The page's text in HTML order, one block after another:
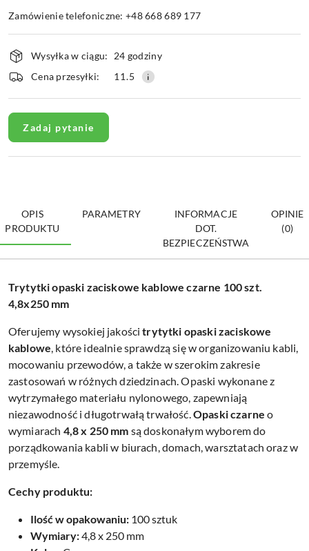
Zamówienie telefoniczne: +48 668 689 177
Dostępność
i
dostawa
Wysyłka w ciągu:
24 godziny
Cena przesyłki:
11.5
Zadaj pytanie
OPIS
PRODUKTU
PARAMETRY
INFORMACJE
DOT.
BEZPIECZEŃSTWA
OPINIE
(0)
Trytytki opaski zaciskowe kablowe czarne 100 szt.
4,8x250 mm
Oferujemy wysokiej jakościtrytytki opaski zaciskowe
kablowe , które idealnie sprawdzą się w organizowaniu kabli,
mocowaniu przewodów, a także w szerokim zakresie
zastosowań w różnych dziedzinach. Opaski wykonane z
wytrzymałego materiału nylonowego, zapewniają
niezawodność i długotrwałą trwałość. Opaski czarne o
wymiarach 4,8 x 250 mm są doskonałym wyborem do
porządkowania kabli w biurach, domach, warsztatach oraz w
przemyśle.
Cechy produktu:
Ilość w opakowaniu: 100 sztuk
Wymiary:4,8 x 250 mm